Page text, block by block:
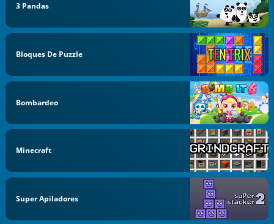
3 Pandas
Bloques De Puzzle
Bombardeo
Minecraft
Super Apiladores